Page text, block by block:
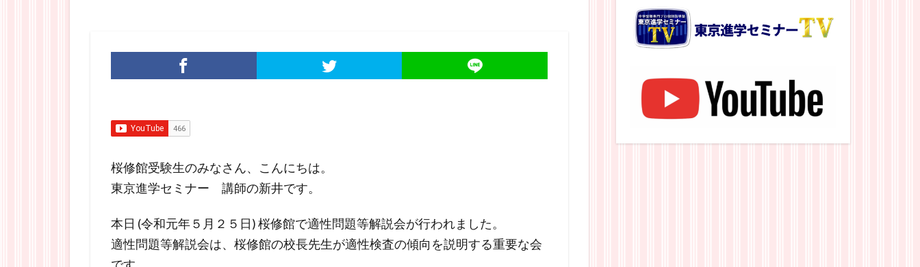
桜修館受験生のみなさん、こんにちは。
東京進学セミナー 講師の新井です。
本日 (令和元年５月２５日) 桜修館で適性問題等解説会が行われました。
適性問題等解説会は、桜修館の校長先生が適性検査の傾向を説明する重要な会